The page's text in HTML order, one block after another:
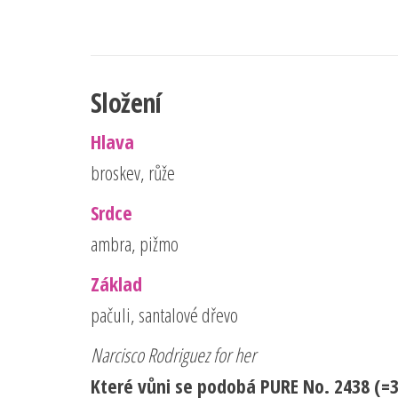
Složení
Hlava
broskev, růže
Srdce
ambra, pižmo
Základ
pačuli, santalové dřevo
Narcisco Rodriguez for her
Které vůni se podobá PURE No. 2438